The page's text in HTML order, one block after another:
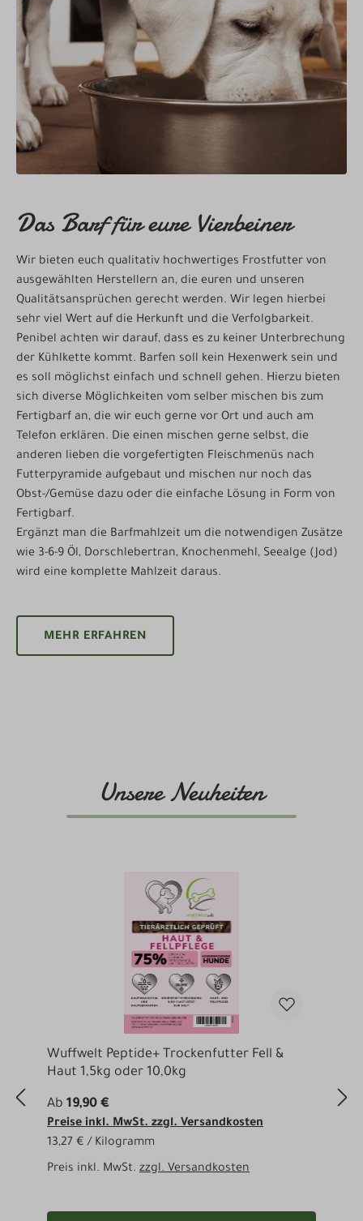
Das Barf für eure Vierbeiner
Wir bieten euch qualitativ hochwertiges Frostfutter von
ausgewählten Herstellern an, die euren und unseren
Qualitätsansprüchen gerecht werden. Wir legen hierbei
sehr viel Wert auf die Herkunft und die Verfolgbarkeit.
Penibel achten wir darauf, dass es zu keiner Unterbrechung
der Kühlkette kommt. Barfen soll kein Hexenwerk sein und
es soll möglichst einfach und schnell gehen. Hierzu bieten
sich diverse Möglichkeiten vom selber mischen bis zum
Fertigbarf an, die wir euch gerne vor Ort und auch am
Telefon erklären. Die einen mischen gerne selbst, die
anderen lieben die vorgefertigten Fleischmenüs nach
Futterpyramide aufgebaut und mischen nur noch das
Obst-/Gemüse dazu oder die einfache Lösung in Form von
Fertigbarf.
Ergänzt man die Barfmahlzeit um die notwendigen Zusätze
wie 3-6-9 Öl, Dorschlebertran, Knochenmehl, Seealge (Jod)
wird eine komplette Mahlzeit daraus.
MEHR ERFAHREN
Unsere Neuheiten
Wuffwelt Peptide+ Trockenfutter Fell &
Haut 1,5kg oder 10,0kg
Ab 19,90 €
Preise inkl. MwSt. zzgl. Versandkosten
13,27 € / Kilogramm
Preis inkl. MwSt. zzgl. Versandkosten